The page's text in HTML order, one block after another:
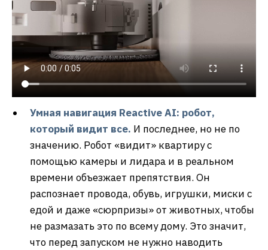
Умная навигация Reactive AI: робот,
который видит все. И последнее, но не по
значению. Робот «видит» квартиру с
помощью камеры и лидара и в реальном
времени объезжает препятствия. Он
распознает провода, обувь, игрушки, миски с
едой и даже «сюрпризы» от животных, чтобы
не размазать это по всему дому. Это значит,
что перед запуском не нужно наводить